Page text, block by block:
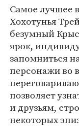
Самое лучшее
Хохотунья
безумный
ярок,
запомниться
персонажи во
позволяет
и друзьям,
некоторых